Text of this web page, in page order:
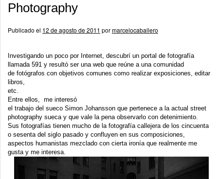
Photography
Publicado el 12 de agosto de 2011 pormarcelocaballero
Investigando un poco por Internet, descubrí un portal de fotografía
llamada 591 y resultó ser una web que reúne a una comunidad
de fotógrafos con objetivos comunes como realizar exposiciones, editar
libros,
etc.
Entre ellos, me interesó
el trabajo del sueco Simon Johansson que pertenece a la actual street
photography sueca y que vale la pena observarlo con detenimiento.
Sus fotografías tienen mucho de la fotografía callejera de los cincuenta
o sesenta del siglo pasado y confluyen en sus composiciones,
aspectos humanistas mezclado con cierta ironía que realmente me
gusta y me interesa.